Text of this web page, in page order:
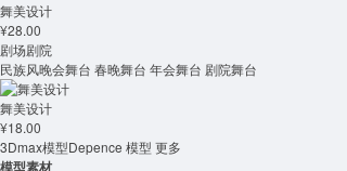
舞美设计
¥28.00
剧场剧院
民族风晚会舞台 春晚舞台 年会舞台 剧院舞台
舞美设计
¥18.00
3Dmax模型Depence 模型 更多
模型素材